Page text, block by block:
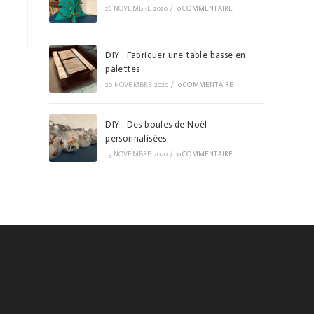
26 NOVEMBRE 2020 / 0 COMMENTAIRE
DIY : Fabriquer une table basse en
palettes
20 NOVEMBRE 2020 / 0 COMMENTAIRE
DIY : Des boules de Noël
personnalisées
15 NOVEMBRE 2020 / 0 COMMENTAIRE